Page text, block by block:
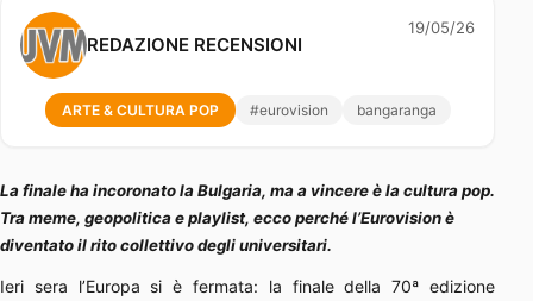
REDAZIONE RECENSIONI
19/05/26
ARTE & CULTURA POP #eurovision bangaranga
La finale ha incoronato la Bulgaria, ma a vincere è la cultura pop.
Tra meme, geopolitica e playlist, ecco perché l’Eurovision è
diventato il rito collettivo degli universitari.
Ieri sera l’Europa si è fermata: la finale della 70ª edizione